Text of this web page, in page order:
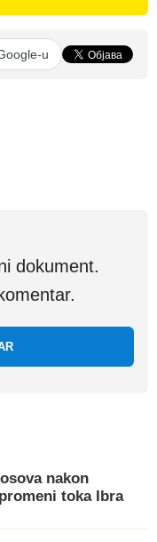
u
dokument.
nakon
toka Ibra